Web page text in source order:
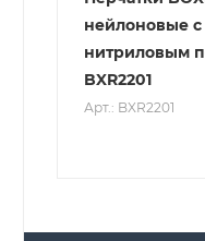
нейлоновые с
нитриловым
BXR2201
Арт.: BXR2201